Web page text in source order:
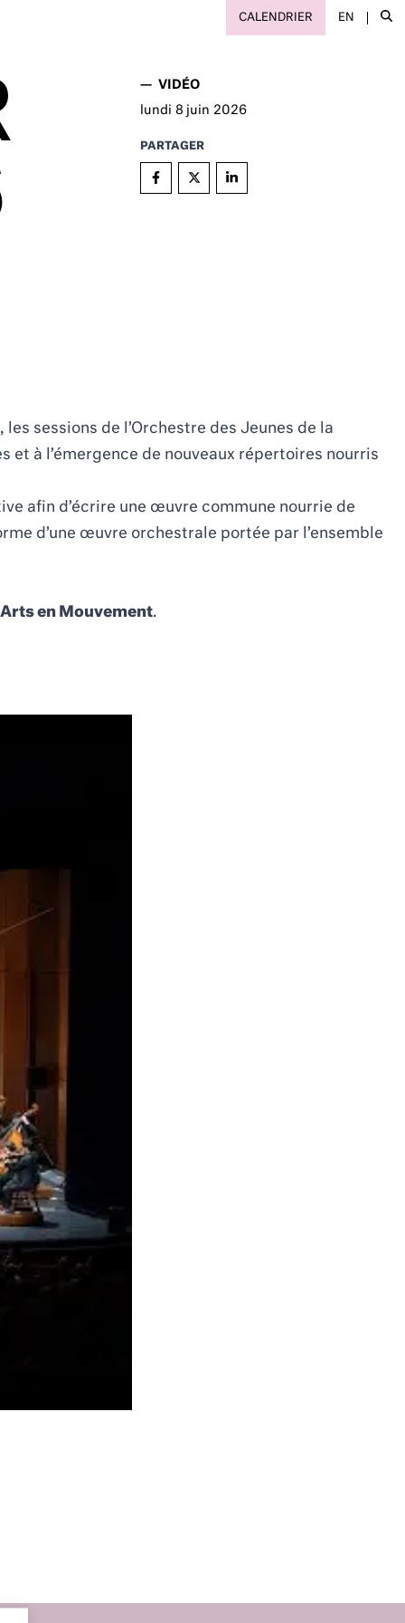
CALENDRIER EN
— VIDÉO
lundi 8 juin 2026
PARTAGER
sessions de l’Orchestre des Jeunes de la
à l’émergence de nouveaux répertoires nourris
afin d’écrire une œuvre commune nourrie de
d’une œuvre orchestrale portée par l’ensemble
en Mouvement.